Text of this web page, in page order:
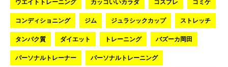
ウエイトトレーニング カッコいいカラダ コスプレ コミケ
コンディショニング ジム ジュラシックカップ ストレッチ
タンパク質 ダイエット トレーニング バズーカ岡田
パーソナルトレーナー パーソナルトレーニング